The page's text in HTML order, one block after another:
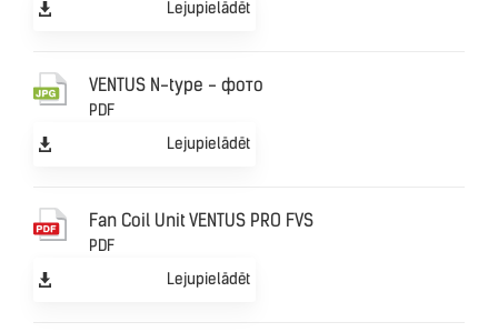
Lejupielādēt
VENTUS N-type - фото
PDF
Lejupielādēt
Fan Coil Unit VENTUS PRO FVS
PDF
Lejupielādēt